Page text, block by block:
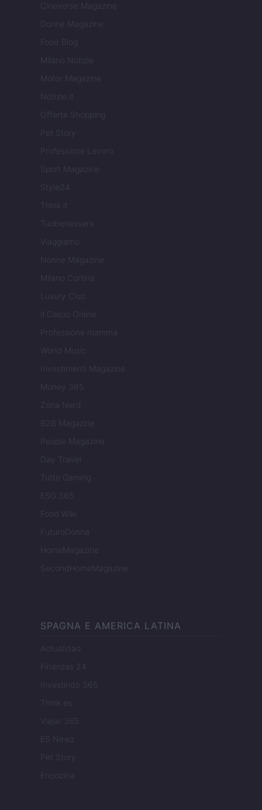
Cineverse Magazine
Donne Magazine
Food Blog
Milano Notizie
Motor Magazine
Notizie.it
Offerte Shopping
Pet Story
Professione Lavoro
Sport Magazine
Style24
Think.it
Tuobenessere
Viaggiamo
Nonne Magazine
Milano Cortina
Luxury Club
Il Calcio Online
Professione mamma
World Music
Investimenti Magazine
Money 365
Zona Nerd
B2B Magazine
People Magazine
Day Travel
Tutto Gaming
ESG 365
Food Wiki
FuturoDonna
HomeMagazine
SecondHomeMagazine
SPAGNA E AMERICA LATINA
Actualidad
Finanzas 24
Investindo 365
Think.es
Viajar 365
ES Newz
Pet Story
Encocina